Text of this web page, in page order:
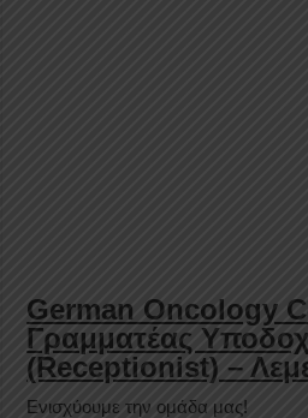
German Oncology
Γραμματέας
(Receptionist) –
Ενισχύουμε την ομάδα μας!